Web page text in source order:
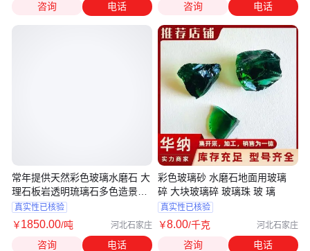
咨询 电话
常年提供天然彩色玻璃水磨石 大
理石板岩透明琉璃石多色造景玻
璃块
真实性已核验
￥1850.00/吨 河北石家庄
咨询 电话
咨询 电话
彩色玻璃砂 水磨石地面用玻璃
碎 大块玻璃碎 玻璃珠 玻 璃
真实性已核验
￥8.00/千克 河北石家庄
咨询 电话